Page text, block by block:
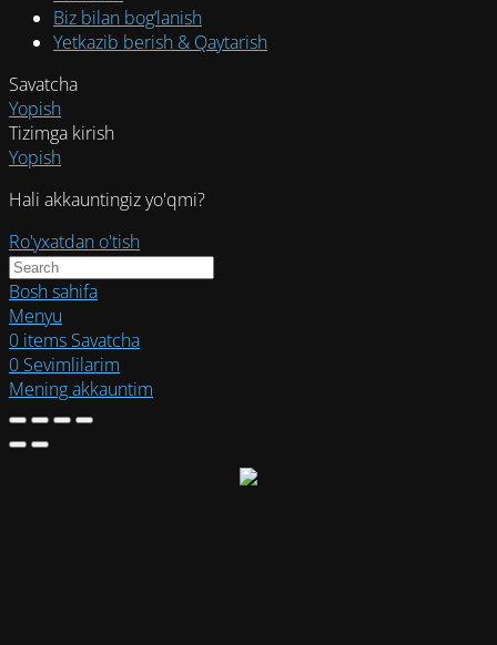
Biz bilan bog’lanish
Yetkazib berish & Qaytarish
Savatcha
Yopish
Tizimga kirish
Yopish
Hali akkauntingiz yo'qmi?
Ro'yxatdan o'tish
Bosh sahifa
Menyu
0 items Savatcha
0 Sevimlilarim
Mening akkauntim